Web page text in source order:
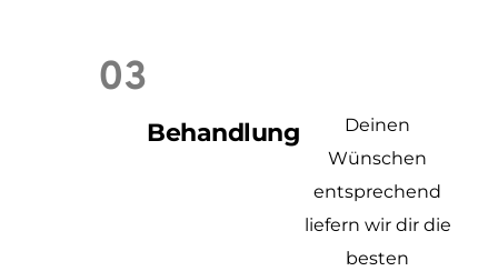
03
Behandlung
Deinen
Wünschen
entsprechend
liefern wir dir die
besten